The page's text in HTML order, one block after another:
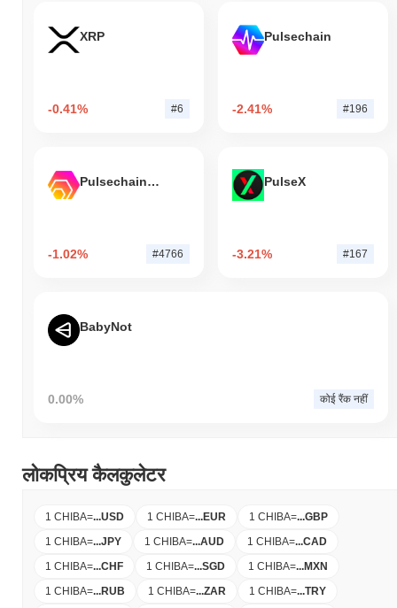
XRP
-0.41% #6
Pulsechain
-2.41% #196
Pulsechain Bridged HEX (Pulsechain)
-1.02% #4766
PulseX
-3.21% #167
BabyNot
0.00% कोई रैंक नहीं
लोकप्रिय कैलकुलेटर
1 CHIBA=...USD 1 CHIBA=...EUR 1 CHIBA=...GBP
1 CHIBA=...JPY 1 CHIBA=...AUD 1 CHIBA=...CAD
1 CHIBA=...CHF 1 CHIBA=...SGD 1 CHIBA=...MXN
1 CHIBA=...RUB 1 CHIBA=...ZAR 1 CHIBA=...TRY